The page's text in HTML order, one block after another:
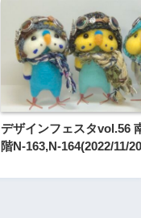
デザインフェスタvol.56
階N-163,N-164(2022/11/